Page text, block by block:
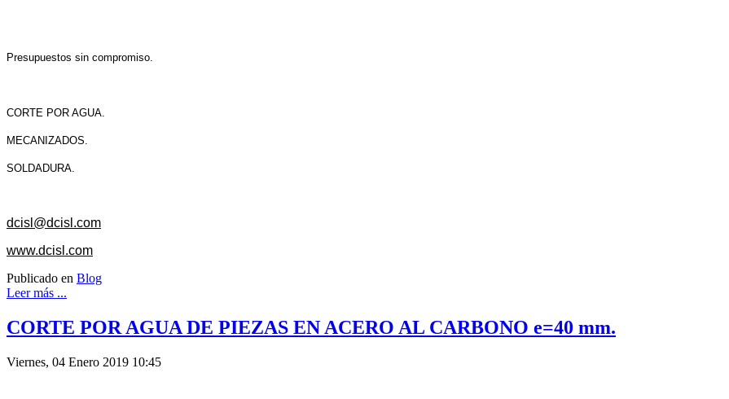
Presupuestos sin compromiso.
CORTE POR AGUA.
MECANIZADOS.
SOLDADURA.
dcisl@dcisl.com
www.dcisl.com
Publicado en Blog
Leer más ...
CORTE POR AGUA DE PIEZAS EN ACERO AL CARBONO e=40 mm.
Viernes, 04 Enero 2019 10:45